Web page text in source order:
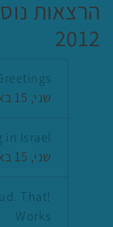
2012
שני, 15 באוקטובר 2012, 08:00
Israel
שני, 15 באוקטובר 2012, 08:10
That
Works